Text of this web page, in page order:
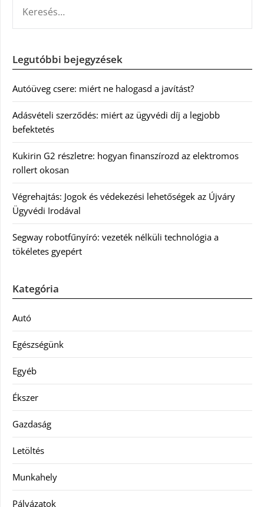
Legutóbbi bejegyzések
Autóüveg csere: miért ne halogasd a javítást?
Adásvételi szerződés: miért az ügyvédi díj a legjobb
befektetés
Kukirin G2 részletre: hogyan finanszírozd az elektromos
rollert okosan
Végrehajtás: Jogok és védekezési lehetőségek az Újváry
Ügyvédi Irodával
Segway robotfűnyíró: vezeték nélküli technológia a
tökéletes gyepért
Kategória
Autó
Egészségünk
Egyéb
Ékszer
Gazdaság
Letöltés
Munkahely
Pályázatok